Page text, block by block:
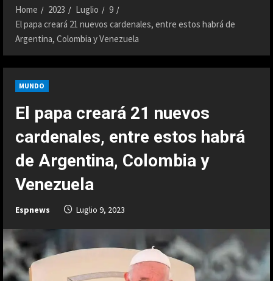
Home 2023 Luglio
9
El papa creará 21 nuevos cardenales, entre estos habrá de
Argentina, Colombia y Venezuela
MUNDO
El papa creará 21 nuevos
cardenales, entre estos habrá
de Argentina, Colombia y
Venezuela
Espnews Luglio 9, 2023